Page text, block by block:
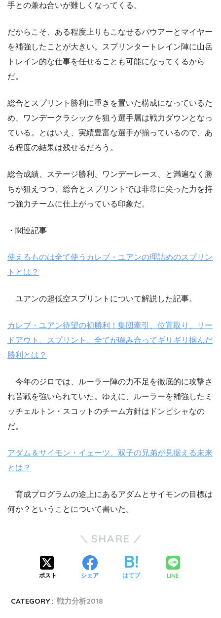
手との兼ね合いが難しくなってくる。
だからこそ、ある程度上りもこなせるバウアーとマイヤー
を補強したことが大きい。スプリンタートレイン陣に山岳
トレイン的な仕事を任せることも可能になってくるから
だ。
総合とスプリント勝利に重きを置いた構成になっているた
め、ワンデークラシックを狙う選手層は戦力ダウンとなっ
ている。とはいえ、実績豊富な選手が揃っているので、あ
る程度の結果は残せるだろう。
総合成績、ステージ勝利、ワンデーレース、と満遍なく勝
ちが狙えつつ、総合とスプリントでは非常に尖った力を持
つ強力チームに仕上がっている印象だ。
・関連記事
使えるものは全て使うカレブ・ユアンの理詰めのスプリン
トとは？
ユアンの超低空スプリントについて解説した記事。
カレブ・ユアン待望の初勝利！集団牽引、位置取り、リー
ドアウト、スプリント、全てが噛み合ってギリギリ掴んだ
勝利とは？
今年のジロでは、ルーラー陣の力不足を徹底的に攻撃さ
れ苦戦を強いられていた。ゆえに、ルーラーを補強したミ
ッチェルトン・スコットのチーム方針はドンピシャなの
だ。
アダム＆サイモン・イェーツ、双子の兄弟が見据える未来
とは？
育成プログラムの途上にあるアダムとサイモンの目標は
何か？ということについて書いた。
SHARE
ポスト シェア はてブ LINE
CATEGORY : 戦力分析2018